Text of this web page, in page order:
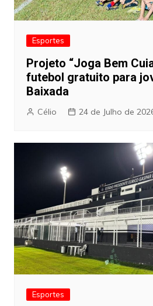
Esportes
Projeto “Joga Bem
futebol gratuito para
Baixada
Célio 24 de Julho de
Esportes